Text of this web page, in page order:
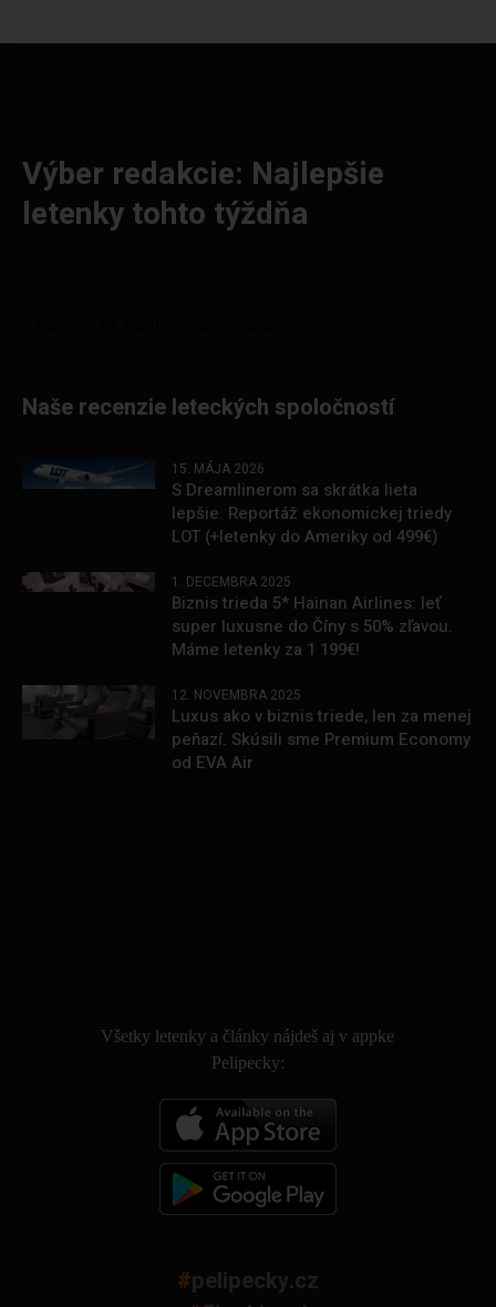
Výber redakcie: Najlepšie
letenky tohto týždňa
Naše recenzie leteckých spoločností
15. MÁJA 2026
S Dreamlinerom sa skrátka lieta
lepšie. Reportáž ekonomickej triedy
LOT (+letenky do Ameriky od 499€)
1. DECEMBRA 2025
Biznis trieda 5* Hainan Airlines: leť
super luxusne do Číny s 50% zľavou.
Máme letenky za 1 199€!
12. NOVEMBRA 2025
Luxus ako v biznis triede, len za menej
peňazí. Skúsili sme Premium Economy
od EVA Air
Všetky letenky a články nájdeš aj v appke
Pelipecky:
#pelipecky.cz